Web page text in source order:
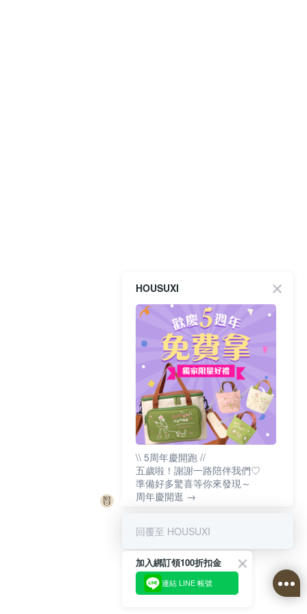
HOUSUXI
\\ 5周年慶開跑 //
五歲啦！謝謝一路陪伴我們♡
準備好多驚喜等你來發現～
周年慶開逛 →
回覆至 HOUSUXI
加入綁訂領100折扣金
連結 LINE 帳號